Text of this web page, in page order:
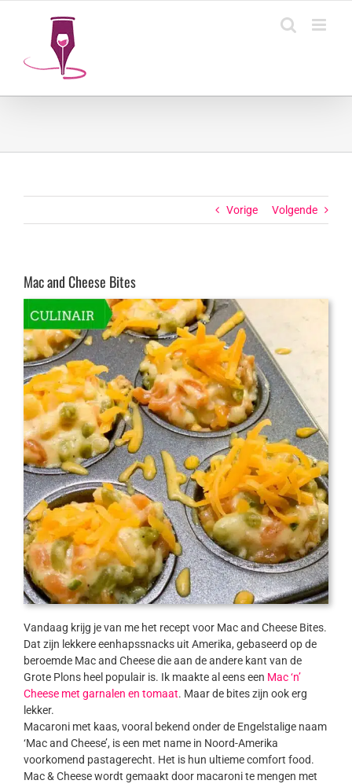
Vorige Volgende
Mac and Cheese Bites
Vandaag krijg je van me het recept voor Mac and Cheese Bites.
Dat zijn lekkere eenhapssnacks uit Amerika, gebaseerd op de
beroemde Mac and Cheese die aan de andere kant van de
Grote Plons heel populair is. Ik maakte al eens een Mac ‘n’
Cheese met garnalen en tomaat. Maar de bites zijn ook erg
lekker.
Macaroni met kaas, vooral bekend onder de Engelstalige naam
‘Mac and Cheese’, is een met name in Noord-Amerika
voorkomend pastagerecht. Het is hun ultieme comfort food.
Mac & Cheese wordt gemaakt door macaroni te mengen met